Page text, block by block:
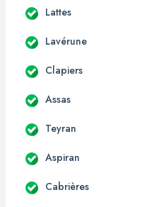
Lattes
Lavérune
Clapiers
Assas
Teyran
Aspiran
Cabrières